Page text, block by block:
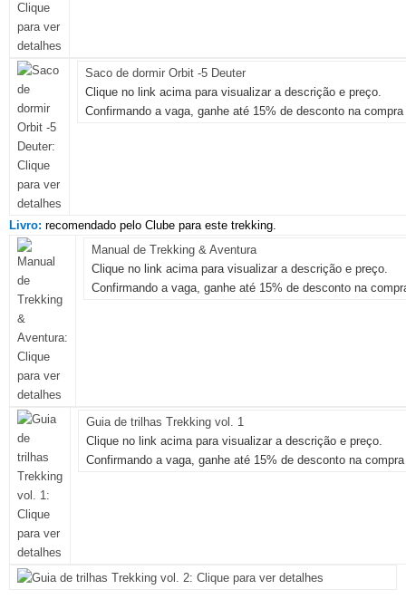
Saco de dormir Orbit -5 Deuter
Clique no link acima para visualizar a descrição e preço.
Confirmando a vaga, ganhe até 15% de desconto na
Livro: recomendado pelo Clube para este trekking.
Manual de Trekking & Aventura
Clique no link acima para visualizar a descrição e preço.
Confirmando a vaga, ganhe até 15% de desconto na
Guia de trilhas Trekking vol. 1
Clique no link acima para visualizar a descrição e preço.
Confirmando a vaga, ganhe até 15% de desconto na